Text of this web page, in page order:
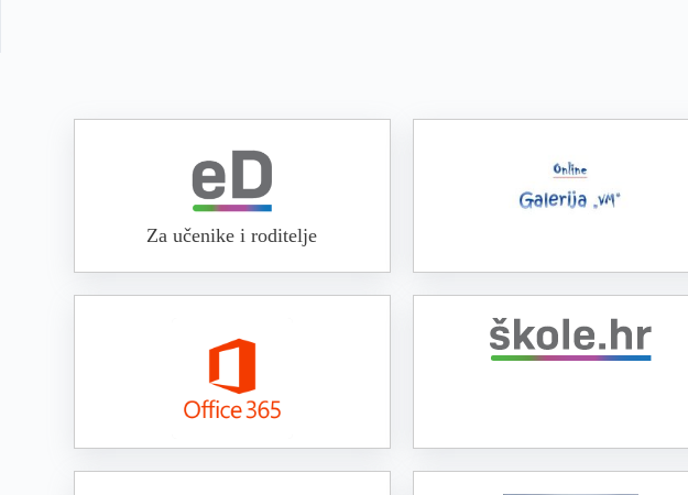
Za učenike i roditelje